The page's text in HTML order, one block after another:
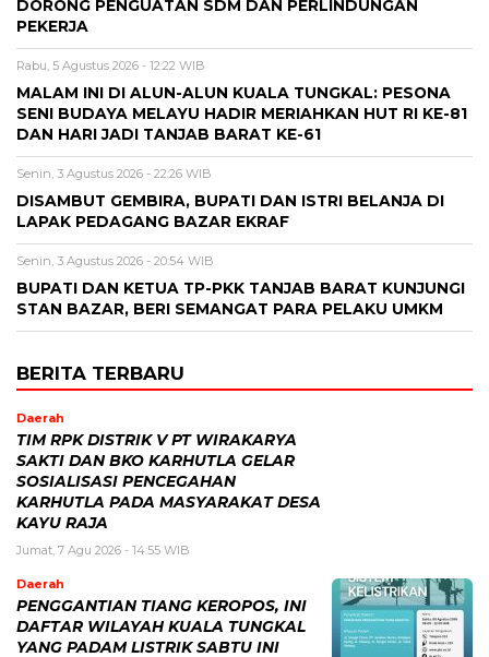
DORONG PENGUATAN SDM DAN PERLINDUNGAN
PEKERJA
Rabu, 5 Agustus 2026 - 12:22 WIB
MALAM INI DI ALUN-ALUN KUALA TUNGKAL: PESONA
SENI BUDAYA MELAYU HADIR MERIAHKAN HUT RI KE-81
DAN HARI JADI TANJAB BARAT KE-61
Senin, 3 Agustus 2026 - 22:26 WIB
DISAMBUT GEMBIRA, BUPATI DAN ISTRI BELANJA DI
LAPAK PEDAGANG BAZAR EKRAF
Senin, 3 Agustus 2026 - 20:54 WIB
BUPATI DAN KETUA TP-PKK TANJAB BARAT KUNJUNGI
STAN BAZAR, BERI SEMANGAT PARA PELAKU UMKM
BERITA TERBARU
Daerah
TIM RPK DISTRIK V PT WIRAKARYA
SAKTI DAN BKO KARHUTLA GELAR
SOSIALISASI PENCEGAHAN
KARHUTLA PADA MASYARAKAT DESA
KAYU RAJA
Jumat, 7 Agu 2026 - 14:55 WIB
Daerah
PENGGANTIAN TIANG KEROPOS, INI
DAFTAR WILAYAH KUALA TUNGKAL
YANG PADAM LISTRIK SABTU INI